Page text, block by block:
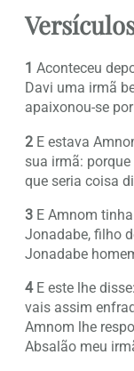
1 Aconteceu
Davi uma irmã
apaixonou-se
2 E estava
sua irmã:
que seria coisa
3 E Amnom
Jonadabe, filho
Jonadabe
4E este lhe
vais assim
Amnom lhe
Absalão meu